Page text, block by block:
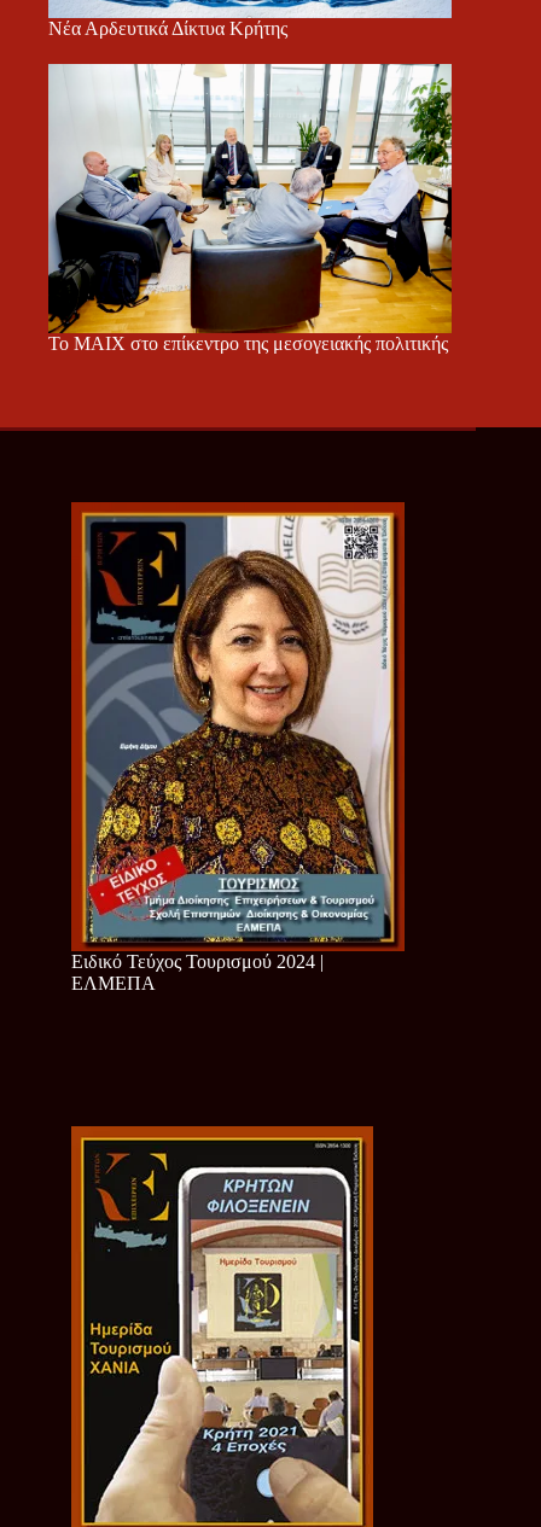
Νέα Αρδευτικά Δίκτυα Κρήτης
Το ΜΑΙΧ στο επίκεντρο της μεσογειακής πολιτικής
Ειδικό Τεύχος Τουρισμού 2024 |
ΕΛΜΕΠΑ